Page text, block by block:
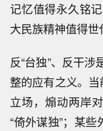
记忆值得永久铭
大民族精神值得世
反“台独”、反干
整的应有之义。当
立场，煽动两岸
“倚外谋独”；某